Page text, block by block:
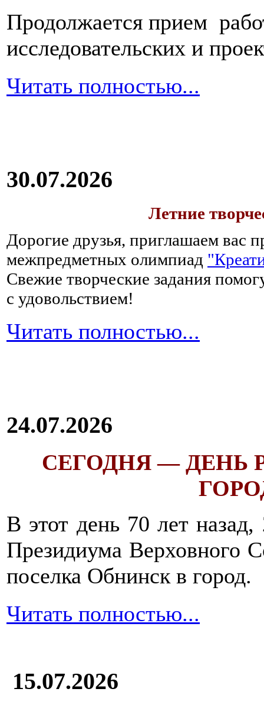
Продолжается прием
исследовательских и
Читать полностью...
30.07.2026
Летние
Дорогие друзья, приглашаем вас
межпредметных олимпиад
Свежие творческие задания
с удовольствием!
Читать полностью...
24.07.2026
СЕГОДНЯ — ДЕНЬ
В этот день 70 лет
Президиума Верховного
поселка Обнинск в город.
Читать полностью...
15.07.2026